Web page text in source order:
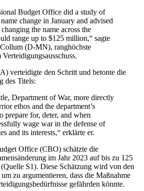
Budget Office did a study of
change in January and advised
the name across the
range up to $125 million,“ sagte
(D-MN), ranghöchste
verteidigte den Schritt und betonte die
des Titels:
Department of War, more directly
ethos and the department’s
prepare for, deter, and when
wage war in the defense of
and its interests,“ erklärte er.
Office (CBO) schätzte die
im Jahr 2023 auf bis zu 125
S1). Diese Schätzung wird von den
zu argumentieren, dass die Maßnahme
gefährden könnte.